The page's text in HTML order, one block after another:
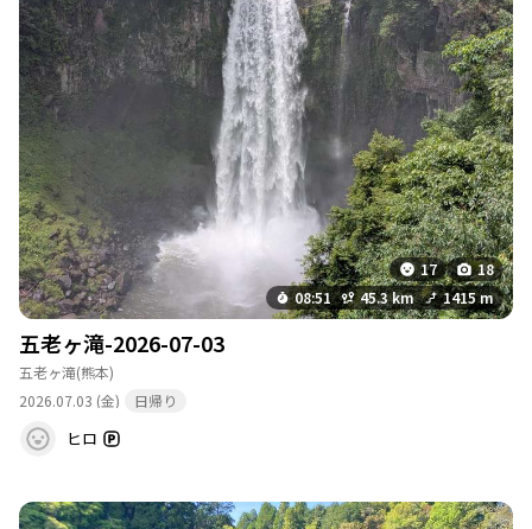
17
18
08:51
45.3 km 1415 m
五老ヶ滝-2026-07-03
五老ヶ滝(熊本)
2026.07.03 (金)
日帰り
ヒロ